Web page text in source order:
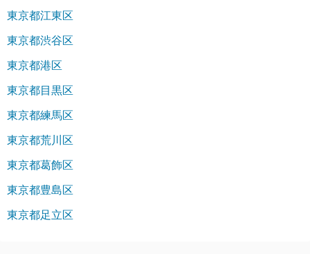
東京都江東区
東京都渋谷区
東京都港区
東京都目黒区
東京都練馬区
東京都荒川区
東京都葛飾区
東京都豊島区
東京都足立区